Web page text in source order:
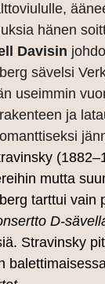
hänen
Davisin
sävelsi
useimmin
ja
mutta
tarttui vain
D-
Stravinsky